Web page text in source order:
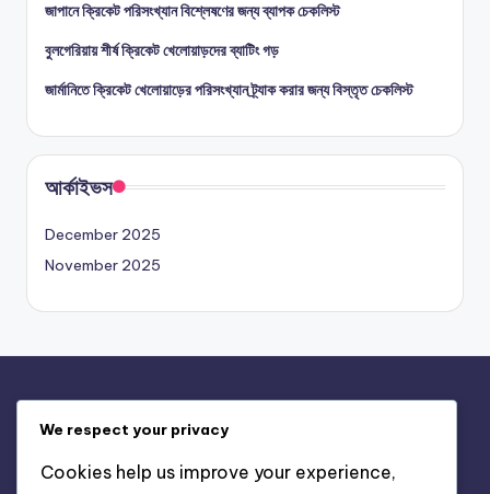
জাপানে ক্রিকেট পরিসংখ্যান বিশ্লেষণের জন্য ব্যাপক চেকলিস্ট
বুলগেরিয়ায় শীর্ষ ক্রিকেট খেলোয়াড়দের ব্যাটিং গড়
জার্মানিতে ক্রিকেট খেলোয়াড়ের পরিসংখ্যান ট্র্যাক করার জন্য বিস্তৃত চেকলিস্ট
আর্কাইভস
December 2025
November 2025
সেবার শর্তাবলী
We respect your privacy
Cookies help us improve your experience,